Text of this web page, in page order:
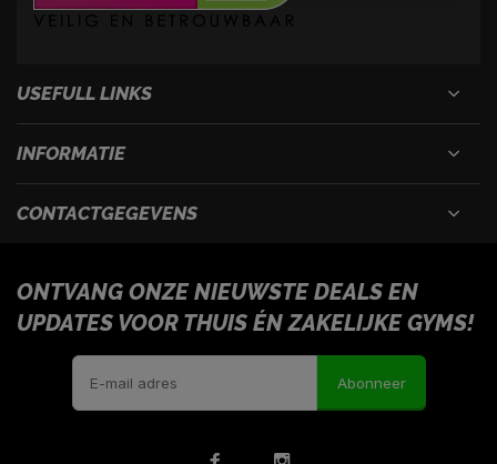
USEFULL LINKS
INFORMATIE
CONTACTGEGEVENS
ONTVANG ONZE NIEUWSTE DEALS EN
UPDATES VOOR THUIS ÉN ZAKELIJKE GYMS!
Abonneer